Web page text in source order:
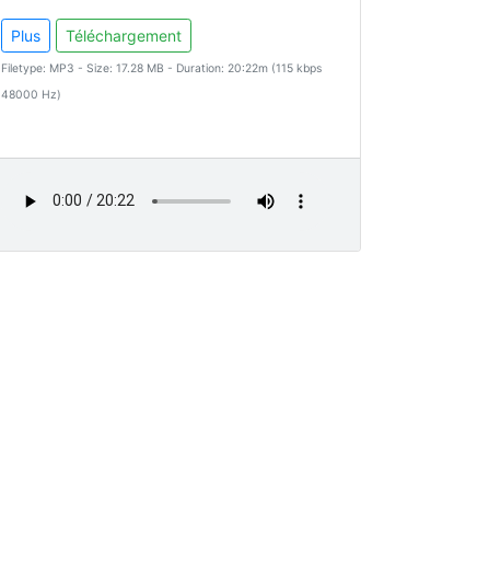
Plus Téléchargement
Filetype: MP3 - Size: 17.28 MB - Duration: 20:22m (115 kbps
48000 Hz)